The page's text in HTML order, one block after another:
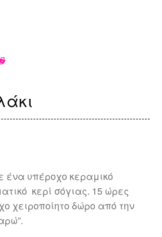
ένα υπέροχο κεραμικό
κερί σόγιας. 15 ώρες
χειροποίητο δώρο από την